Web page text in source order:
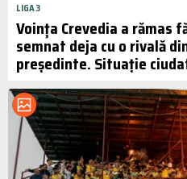
LIGA 3
Voința Crevedia a rămas
semnat deja cu o rivală
președinte. Situație